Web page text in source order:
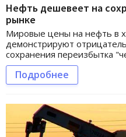
Нефть дешевеет на
рынке
Мировые цены на нефть в
демонстрируют
сохранения переизбытка
Подробнее